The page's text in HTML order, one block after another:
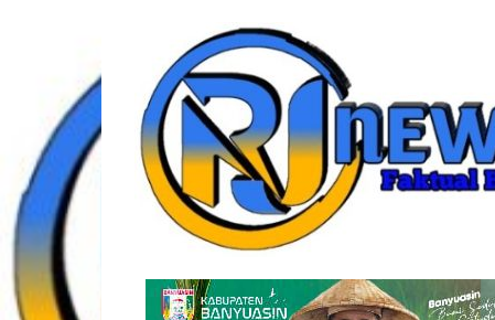
rjonlinenews.com
Faktual
Berimbang
dan
Terpercaya